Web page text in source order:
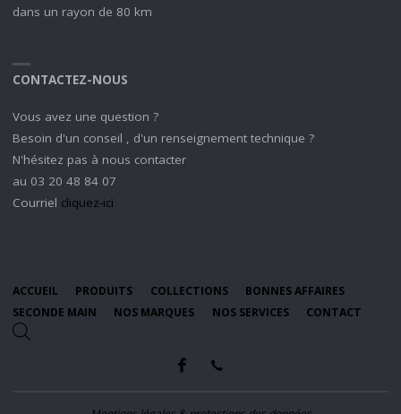
dans un rayon de 80 km
CONTACTEZ-NOUS
Vous avez une question ?
Besoin d'un conseil , d'un renseignement technique ?
N'hésitez pas à nous contacter
au 03 20 48 84 07
Courriel cliquez-ici
ACCUEIL PRODUITS COLLECTIONS
BONNES AFFAIRES
SECONDE MAIN
NOS MARQUES NOS SERVICES CONTACT